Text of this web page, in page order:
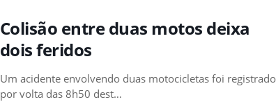
Colisão entre duas motos deixa
dois feridos
Um acidente envolvendo duas motocicletas foi registrado
por volta das 8h50 dest…